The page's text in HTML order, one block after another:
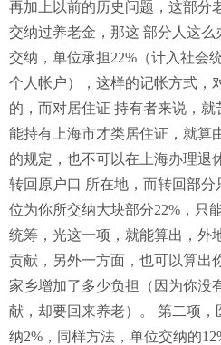
再加上以前的历史问题，这部分
交纳过养老金，那这 部分人这
交纳，单位承担22%（计入社会
个人帐户），这样的记帐方式，
的，而对居住证 持有者来说，
能持有上海市才类居住证，就算
的规定，也不可以在上海办理退
转回原户口 所在地，而转回部
位为你所交纳大块部分22%，只
统筹，光这一项，就能算出，外
贡献，另外一方面，也可以算出
家乡增加了多少负担（因为你没
献，却要回来养老）。 第二项，
纳2%，同样方法，单位交纳的